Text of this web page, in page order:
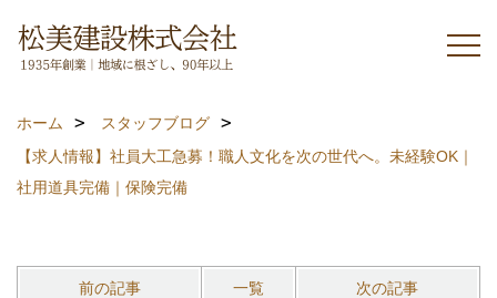
ホーム
スタッフブログ
【求人情報】社員大工急募！職人文化を次の世代へ。未経験OK｜
社用道具完備｜保険完備
前の記事 一覧 次の記事